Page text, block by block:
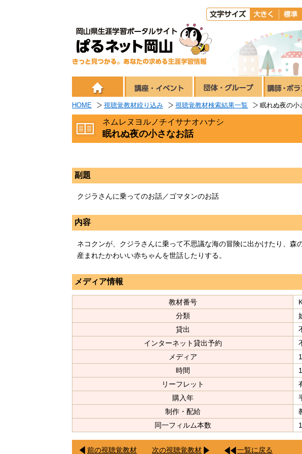
HOME 視聴覚教材絞り込み 視聴覚教材検索結果一覧 眠れぬ夜の小
ネムレヌヨルノチイサナオハナシ
眠れぬ夜の小さなお話
副題
クジラさんに乗ってのお話／ゴマタンのお話
内容
ネコクンが、クジラさんに乗って不思議な海の冒険に出かけたり、森
産まれたかわいい赤ちゃんを世話したりする。
メディア情報
教材番号
分類
貸出
インターネット貸出予約
メディア
時間
リーフレット
購入年
制作・配給
同一フィルム本数
前の視聴覚教材 次の視聴覚教材 一覧に戻る